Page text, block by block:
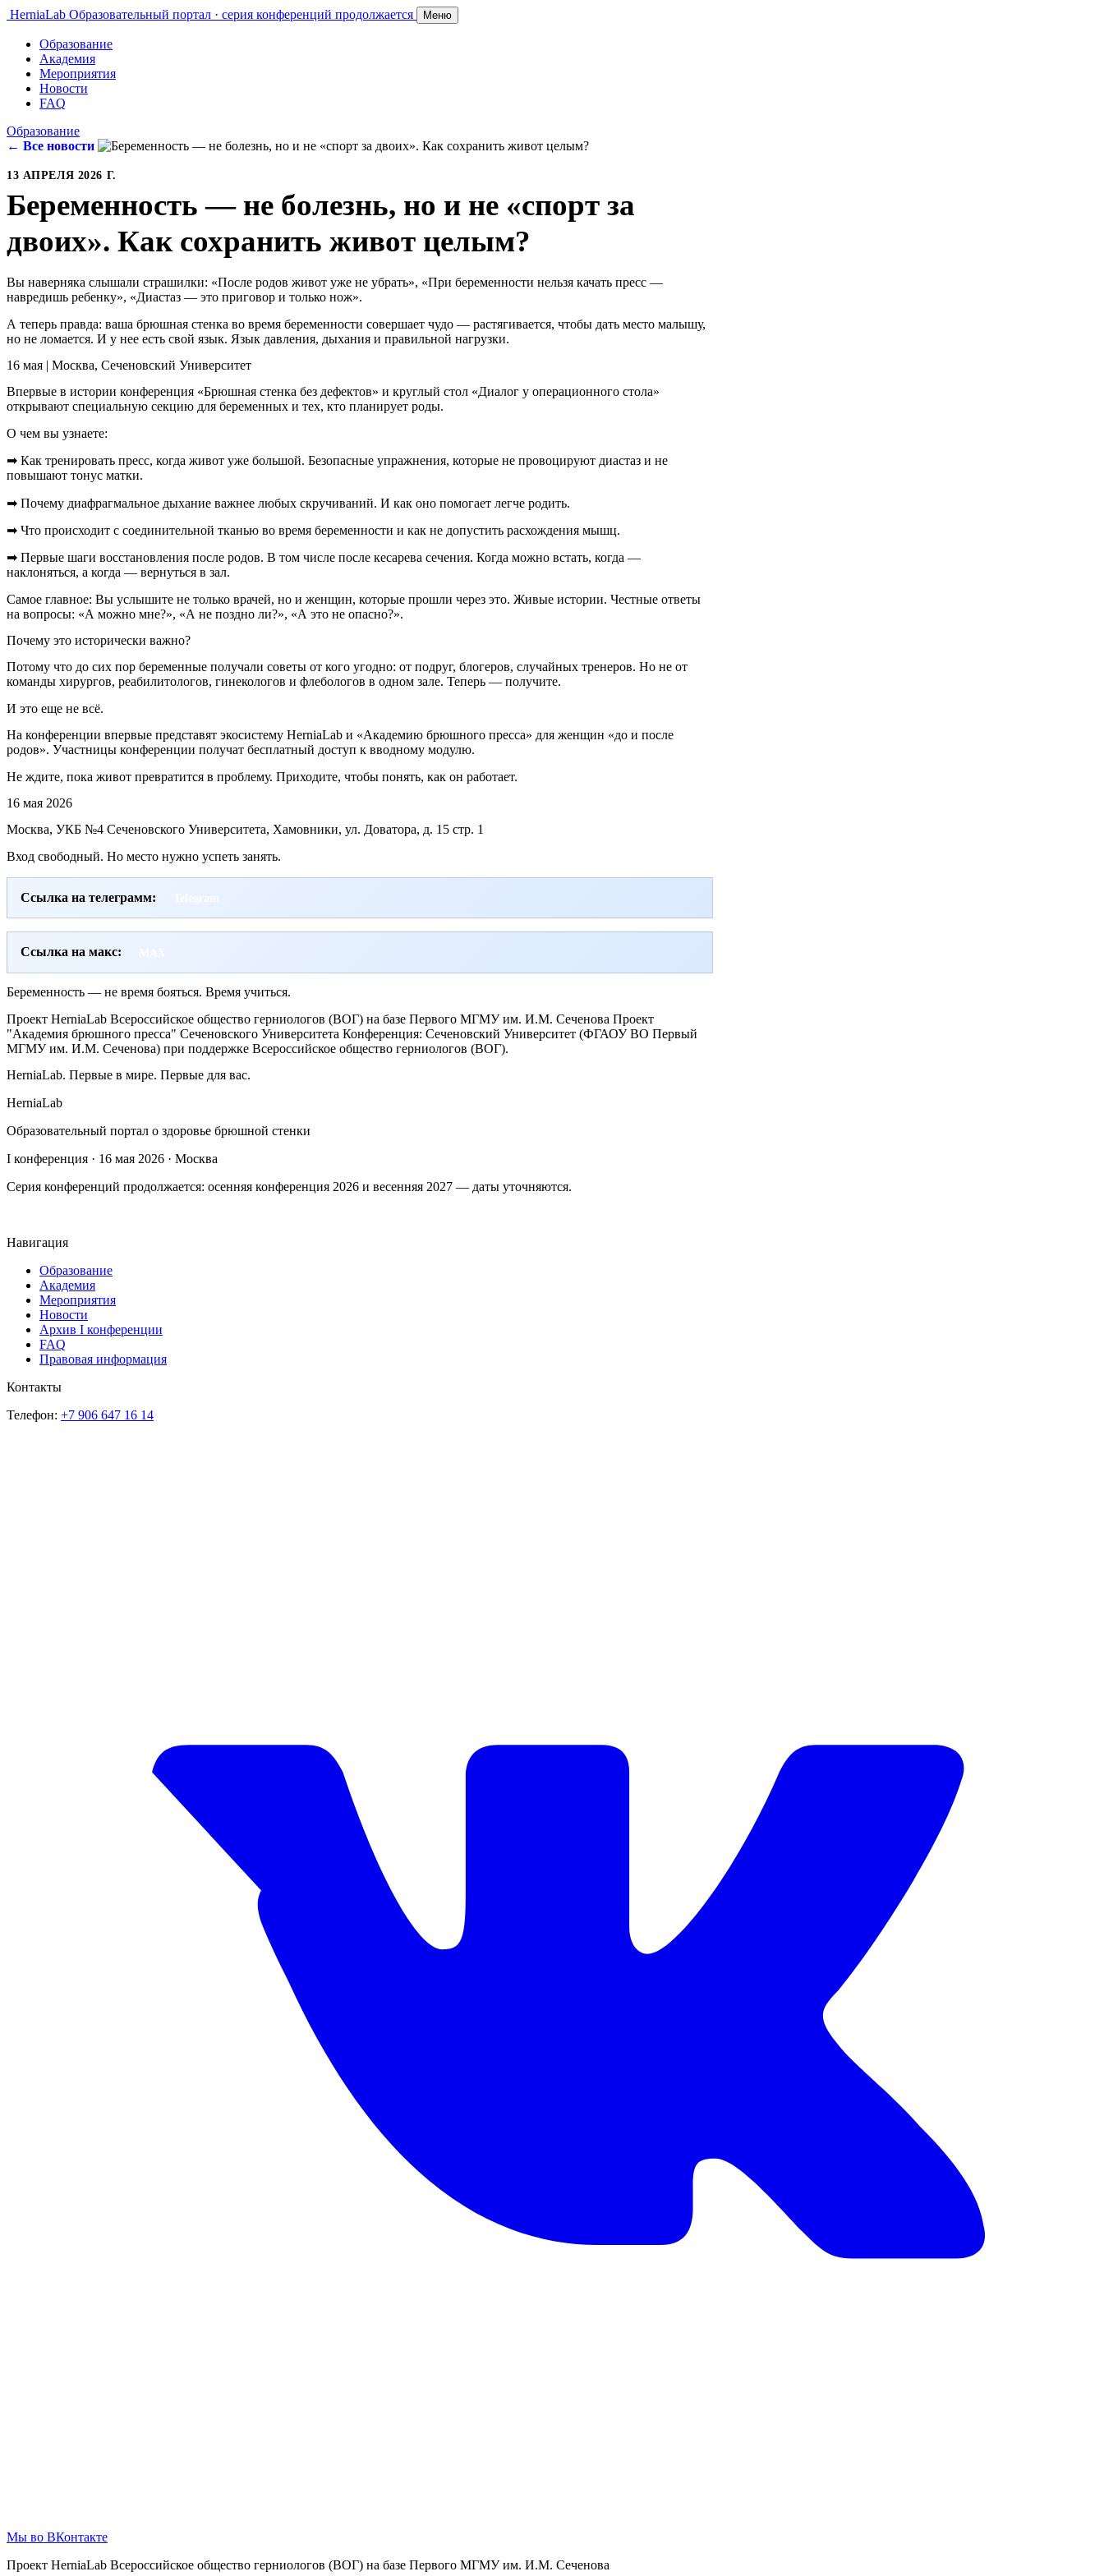
HerniaLab Образовательный портал · серия конференций продолжается Меню
Образование
Академия
Мероприятия
Новости
FAQ
Образование
← Все новости
13 АПРЕЛЯ 2026 Г.
Беременность — не болезнь, но и не «спорт за
двоих». Как сохранить живот целым?
Вы наверняка слышали страшилки: «После родов живот уже не убрать», «При беременности нельзя качать пресс —
навредишь ребенку», «Диастаз — это приговор и только нож».
А теперь правда: ваша брюшная стенка во время беременности совершает чудо — растягивается, чтобы дать место малышу,
но не ломается. И у нее есть свой язык. Язык давления, дыхания и правильной нагрузки.
16 мая | Москва, Сеченовский Университет
Впервые в истории конференция «Брюшная стенка без дефектов» и круглый стол «Диалог у операционного стола»
открывают специальную секцию для беременных и тех, кто планирует роды.
О чем вы узнаете:
➡ Как тренировать пресс, когда живот уже большой. Безопасные упражнения, которые не провоцируют диастаз и не
повышают тонус матки.
➡ Почему диафрагмальное дыхание важнее любых скручиваний. И как оно помогает легче родить.
➡ Что происходит с соединительной тканью во время беременности и как не допустить расхождения мышц.
➡ Первые шаги восстановления после родов. В том числе после кесарева сечения. Когда можно встать, когда —
наклоняться, а когда — вернуться в зал.
Самое главное: Вы услышите не только врачей, но и женщин, которые прошли через это. Живые истории. Честные ответы
на вопросы: «А можно мне?», «А не поздно ли?», «А это не опасно?».
Почему это исторически важно?
Потому что до сих пор беременные получали советы от кого угодно: от подруг, блогеров, случайных тренеров. Но не от
команды хирургов, реабилитологов, гинекологов и флебологов в одном зале. Теперь — получите.
И это еще не всё.
На конференции впервые представят экосистему HerniaLab и «Академию брюшного пресса» для женщин «до и после
родов». Участницы конференции получат бесплатный доступ к вводному модулю.
Не ждите, пока живот превратится в проблему. Приходите, чтобы понять, как он работает.
16 мая 2026
Москва, УКБ №4 Сеченовского Университета, Хамовники, ул. Доватора, д. 15 стр. 1
Вход свободный. Но место нужно успеть занять.
Ссылка на телеграмм:
Ссылка на макс:
Беременность — не время бояться. Время учиться.
Проект HerniaLab Всероссийское общество герниологов (ВОГ) на базе Первого МГМУ им. И.М. Сеченова Проект
"Академия брюшного пресса" Сеченовского Университета Конференция: Сеченовский Университет (ФГАОУ ВО Первый
МГМУ им. И.М. Сеченова) при поддержке Всероссийское общество герниологов (ВОГ).
HerniaLab. Первые в мире. Первые для вас.
HerniaLab
Образовательный портал о здоровье брюшной стенки
I конференция · 16 мая 2026 · Москва
Серия конференций продолжается: осенняя конференция 2026 и весенняя 2027 — даты уточняются.
Навигация
Образование
Академия
Мероприятия
Новости
Архив I конференции
FAQ
Правовая информация
Контакты
Телефон: +7 906 647 16 14
Мы во ВКонтакте
Проект HerniaLab Всероссийское общество герниологов (ВОГ) на базе Первого МГМУ им. И.М. Сеченова